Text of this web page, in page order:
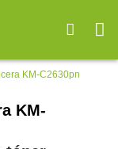
KM-C2630pn
KM-